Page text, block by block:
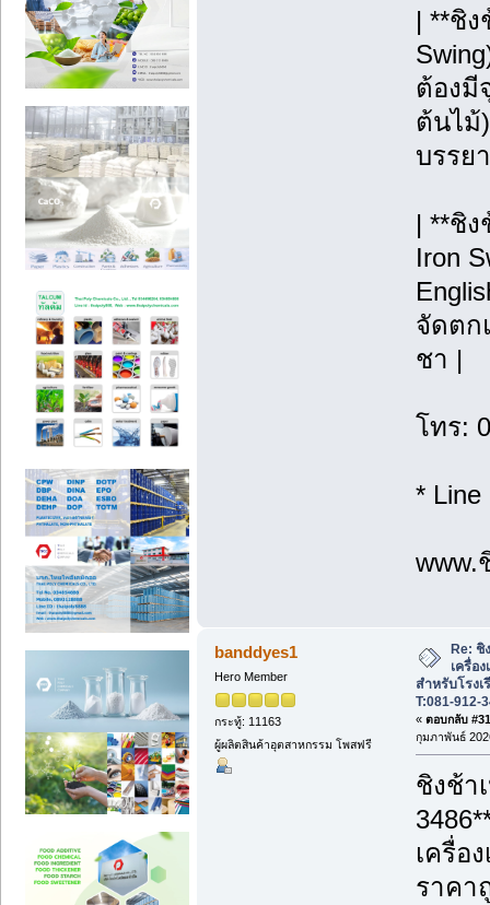
| **ชิ
ต้องมี
ต้นไม้
บรรย
| **ชิง
Iron
จัดตก
ชา |
โทร:
* Line
www.
banddyes1
Hero Member
กระทู้: 11163
ผู้ผลิตสินค้าอุตสาหกรรม โพสฟรี
Re: ชิ
เครื่อ
สำหรับโรง
T:081-912-
« ตอบกลับ
กุมภาพันธ์
ชิงช้า
เครื่อ
ราคา